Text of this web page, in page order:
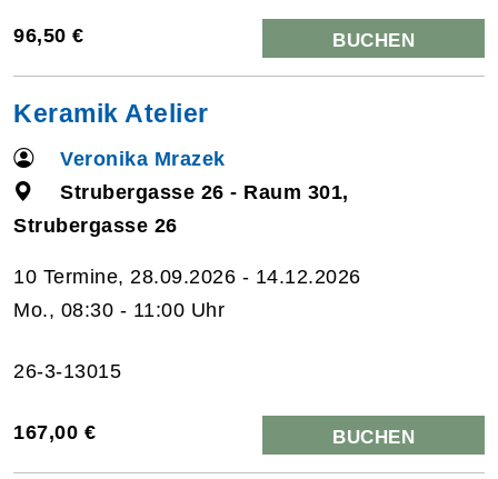
96,50 € BUCHEN
Keramik Atelier
Veronika Mrazek
Strubergasse 26 - Raum 301,
Strubergasse 26
10 Termine, 28.09.2026 - 14.12.2026
Mo., 08:30 - 11:00 Uhr
26-3-13015
167,00 € BUCHEN